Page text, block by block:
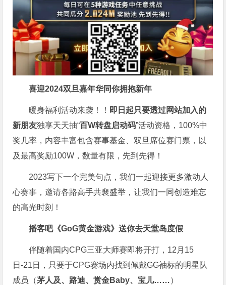
喜迎2024双旦嘉年华同你拥抱新年
暖身福利活动来袭！！ 即日起只要透过网站加入的
新朋友独享天天抽“百W转盘启动码”活动资格，100%中
奖几率，内容丰富包含赛事基金、双旦席位赛门票，以
及最高奖励100W，数量有限，先到先得！
2023写下一个完美句点，我们一起迎接更多激动人
心赛事，邀请各路高手共襄盛举，让我们一同创造难忘
的高光时刻！
播客吧《GoG黄金游戏》送你去天堂岛度假
伴随着国内CPG三亚大师赛即将开打，12月15
日-21日，只要于CPG赛场内找到佩戴GG袖标的明星队
成员（茅人及、路迪、赏金Baby、宝儿……）